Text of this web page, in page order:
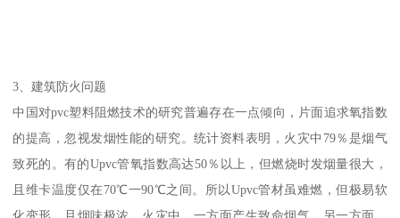
3、建筑防火问题
中国对pvc塑料阻燃技术的研究普遍存在一点倾向，片面追求氧指数
的提高，忽视发烟性能的研究。统计资料表明，火灾中79％是烟气
致死的。有的Upvc管氧指数高达50％以上，但燃烧时发烟量很大，
且维卡温度仅在70℃一90℃之间。所以Upvc管材虽难燃，但极易软